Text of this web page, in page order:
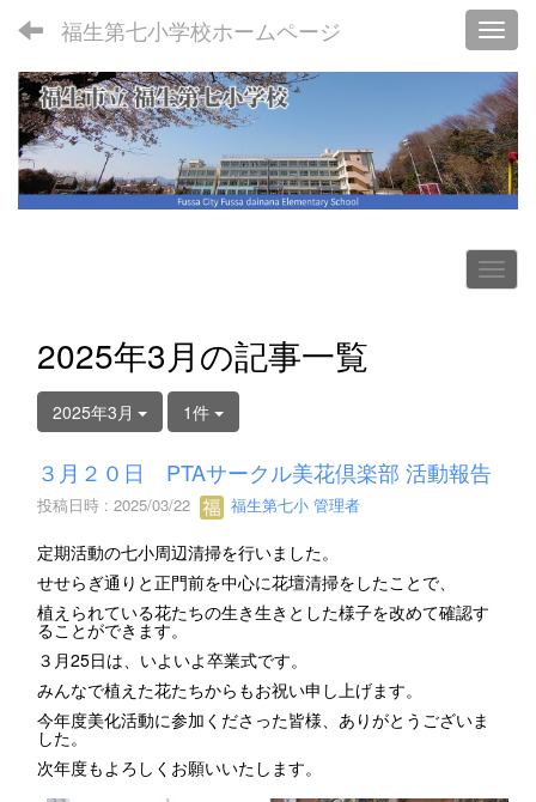
福生第七小学校ホームページ
2025年3月の記事一覧
2025年3月 1件
３月２０日 PTAサークル美花倶楽部 活動報告
投稿日時 : 2025/03/22 福生第七小 管理者
定期活動の七小周辺清掃を行いました。
せせらぎ通りと正門前を中心に花壇清掃をしたことで、
植えられている花たちの生き生きとした様子を改めて確認す
ることができます。
３月25日は、いよいよ卒業式です。
みんなで植えた花たちからもお祝い申し上げます。
今年度美化活動に参加くださった皆様、ありがとうございま
した。
次年度もよろしくお願いいたします。